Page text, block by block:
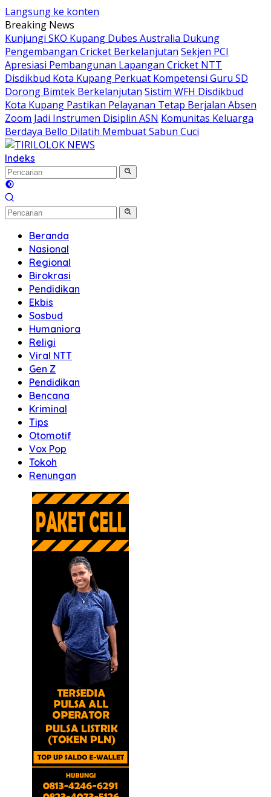
Langsung ke konten
Breaking News
Kunjungi SKO Kupang Dubes Australia Dukung
Pengembangan Cricket Berkelanjutan Sekjen PCI
Apresiasi Pembangunan Lapangan Cricket NTT
Disdikbud Kota Kupang Perkuat Kompetensi Guru SD
Dorong Bimtek Berkelanjutan Sistim WFH Disdikbud
Kota Kupang Pastikan Pelayanan Tetap Berjalan Absen
Zoom Jadi Instrumen Disiplin ASN Komunitas Keluarga
Berdaya Bello Dilatih Membuat Sabun Cuci
Indeks
Beranda
Nasional
Regional
Birokrasi
Pendidikan
Ekbis
Sosbud
Humaniora
Religi
Viral NTT
Gen Z
Pendidikan
Bencana
Kriminal
Tips
Otomotif
Vox Pop
Tokoh
Renungan